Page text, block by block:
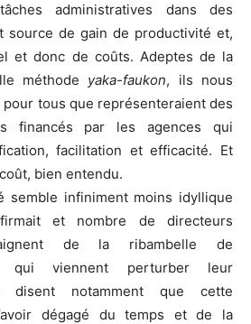
administratives dans des
source de gain de productivité et,
et donc de coûts. Adeptes de la
méthode yaka-faukon, ils nous
tous que représenteraient des
financés par les agences qui
facilitation et efficacité. Et
bien entendu.
semble infiniment moins idyllique
et nombre de directeurs
de la ribambelle de
qui viennent perturber leur
disent notamment que cette
dégagé du temps et de la